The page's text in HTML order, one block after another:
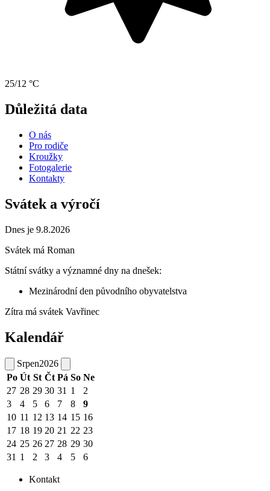
25/12 °C
Důležitá data
O nás
Pro rodiče
Kroužky
Fotogalerie
Kontakty
Svátek a výročí
Dnes je 9.8.2026
Svátek má Roman
Státní svátky a významné dny na dnešek:
Mezinárodní den původního obyvatelstva
Zítra má svátek Vavřinec
Kalendář
Srpen2026
Po Út St Čt Pá So Ne
27 28 29 30 31 1
2
3
4 5 6 7 8
9
10 11 12 13 14 15 16
17 18 19 20 21 22 23
24 25 26 27 28 29 30
31 1 2 3 4 5 6
Kontakt